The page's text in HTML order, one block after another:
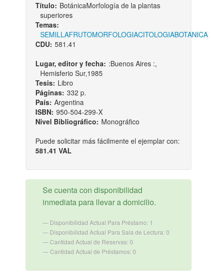
Título: BotánicaMorfología de la plantas
superiores
Temas:
SEMILLAFRUTOMORFOLOGIACITOLOGIABOTANICA
CDU: 581.41
Lugar, editor y fecha: :Buenos Aires :,
Hemisferio Sur,1985
Tesis: Libro
Páginas: 332 p.
País: Argentina
ISBN: 950-504-299-X
Nivel Bibliográfico: Monográfico
Puede solicitar más fácilmente el ejemplar con:
581.41 VAL
Se cuenta con disponibilidad
inmediata para llevar a domicilio.
Disponibilidad Actual Para Préstamo: 1
Disponibilidad Actual Para Sala de Lectura: 0
Cantidad Actual de Reservas: 0
Cantidad Actual de Préstamos: 0